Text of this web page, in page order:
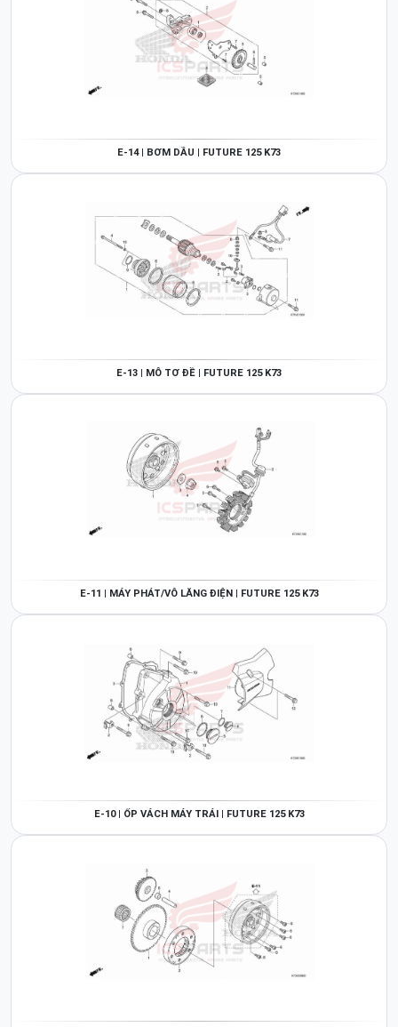
E-14 | BƠM DẦU | FUTURE 125 K73
E-13 | MÔ TƠ ĐỀ | FUTURE 125 K73
E-11 | MÁY PHÁT/VÔ LĂNG ĐIỆN | FUTURE 125 K73
E-10 | ỐP VÁCH MÁY TRÁI | FUTURE 125 K73